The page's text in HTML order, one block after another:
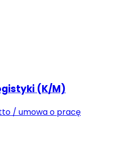
(K/M)
/ umowa o pracę